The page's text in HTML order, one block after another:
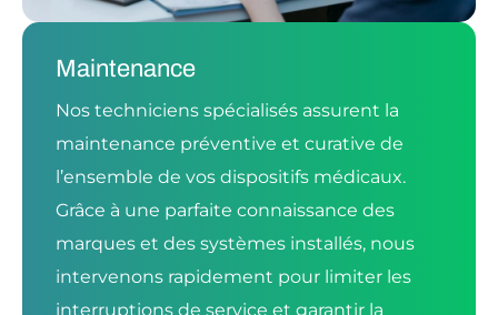
Maintenance
Nos techniciens spécialisés assurent la
maintenance préventive et curative de
l’ensemble de vos dispositifs médicaux.
Grâce à une parfaite connaissance des
marques et des systèmes installés, nous
intervenons rapidement pour limiter les
interruptions de service et garantir la